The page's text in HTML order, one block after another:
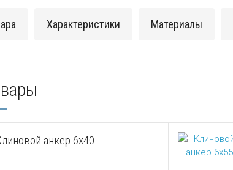
Характеристики Материалы
анкер 6х40